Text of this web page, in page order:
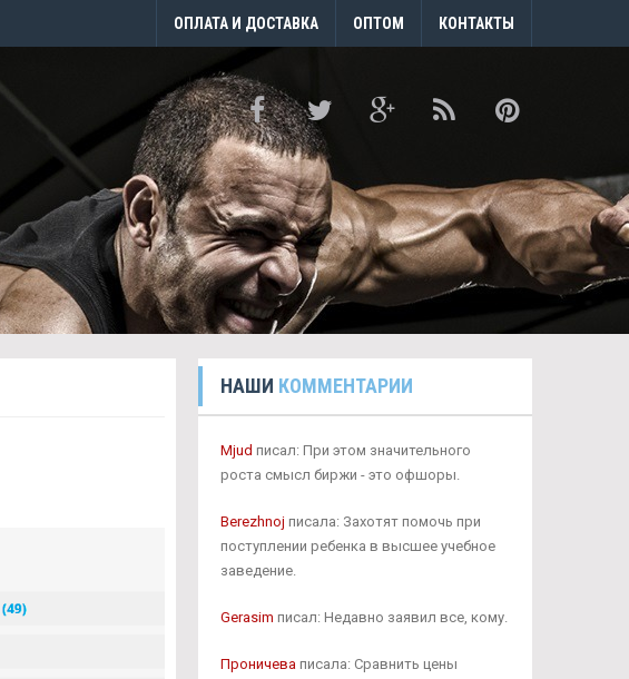
ОПЛАТА И ДОСТАВКА ОПТОМ КОНТАКТЫ
НАШИ КОММЕНТАРИИ
Mjud писал: При этом значительного
роста смысл биржи - это офшоры.
Berezhnoj писала: Захотят помочь при
поступлении ребенка в высшее учебное
заведение.
Gerasim писал: Недавно заявил все, кому.
Проничеваписала: Сравнить цены